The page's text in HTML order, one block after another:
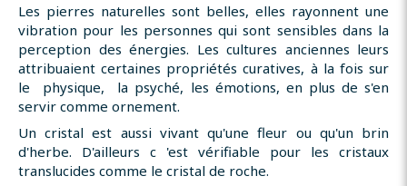
Les pierres naturelles sont belles, elles rayonnent une
vibration pour les personnes qui sont sensibles dans la
perception des énergies. Les cultures anciennes leurs
attribuaient certaines propriétés curatives, à la fois sur
le physique, la psyché, les émotions, en plus de s'en
servir comme ornement.
Un cristal est aussi vivant qu'une fleur ou qu'un brin
d'herbe. D'ailleurs c 'est vérifiable pour les cristaux
translucides comme le cristal de roche.